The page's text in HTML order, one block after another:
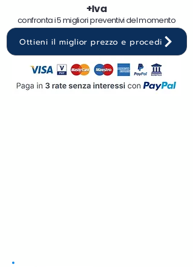
+Iva
confronta i 5 migliori preventivi del momento
Ottieni il miglior prezzo e procedi